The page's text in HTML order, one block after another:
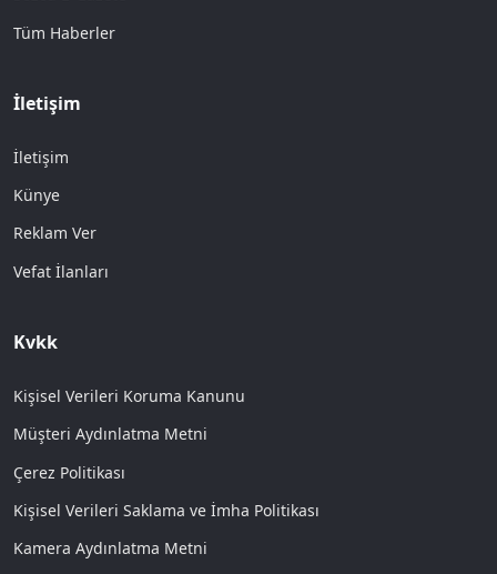
Tüm Haberler
İletişim
İletişim
Künye
Reklam Ver
Vefat İlanları
Kvkk
Kişisel Verileri Koruma Kanunu
Müşteri Aydınlatma Metni
Çerez Politikası
Kişisel Verileri Saklama ve İmha Politikası
Kamera Aydınlatma Metni